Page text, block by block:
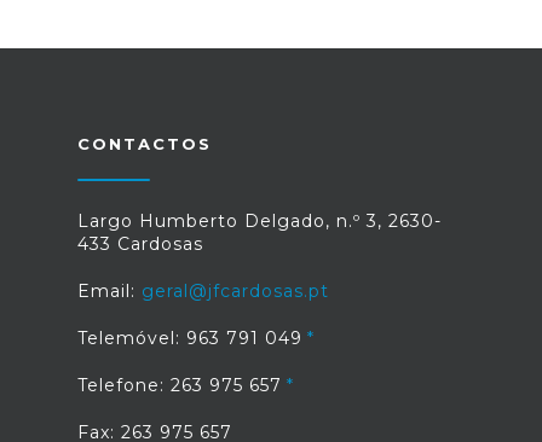
CONTACTOS
Largo Humberto Delgado, n.º 3, 2630-
433 Cardosas
Email: geral@jfcardosas.pt
Telemóvel: 963 791 049
Telefone: 263 975 657
Fax: 263 975 657